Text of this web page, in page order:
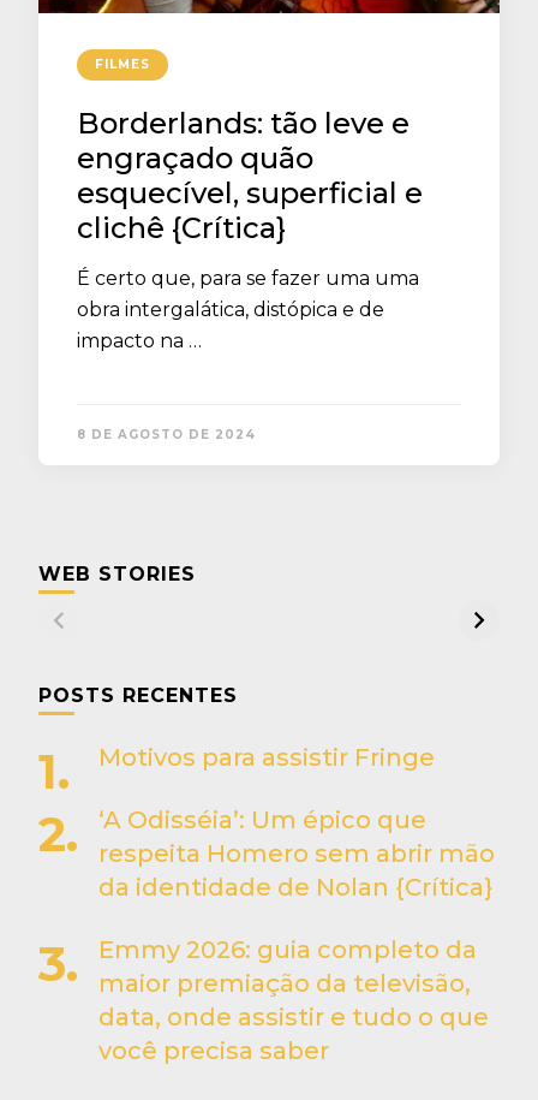
FILMES
Borderlands: tão leve e
engraçado quão
esquecível, superficial e
clichê {Crítica}
É certo que, para se fazer uma uma
obra intergalática, distópica e de
impacto na …
8 DE AGOSTO DE 2024
WEB STORIES
POSTS RECENTES
Motivos para assistir Fringe
‘A Odisséia’: Um épico que
respeita Homero sem abrir mão
da identidade de Nolan {Crítica}
Emmy 2026: guia completo da
maior premiação da televisão,
data, onde assistir e tudo o que
você precisa saber